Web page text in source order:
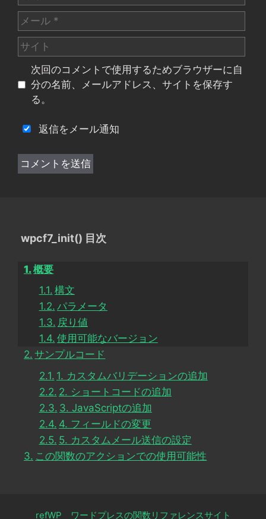
前
メ
ー
ル
サ
イ
次回のコメントで使用するためブラウザーに自
分の名前、メールアドレス、サイトを保存す
る。
返信をメール通知
wpcf7_init() 目次
概要
構文
パラメータ
戻り値
使用可能なバージョン
サンプルコード
1. カスタムバリデーションの追加
2. ショートコードの追加
3. JavaScriptの追加
4. フィールドの変更
5. カスタムメール送信の設定
この関数のアクションでの使用可能性
refWP ワードプレスの関数リファレンスサイト